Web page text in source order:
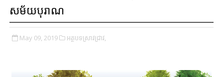
សម័យបុរាណ
May 09, 2019 អត្ថបទស្រាវជ្រាវ,